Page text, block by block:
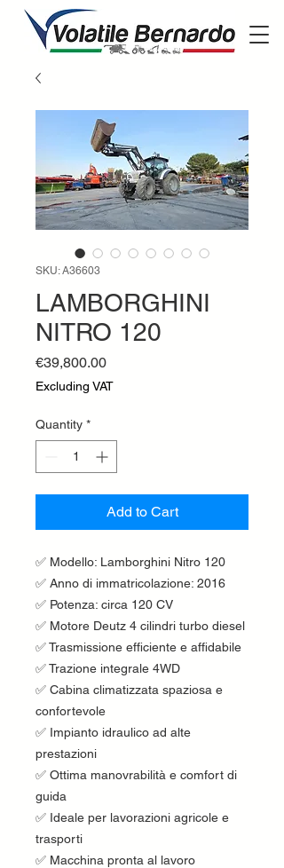
SKU: A36603
LAMBORGHINI
NITRO 120
€39,800.00Price
Excluding VAT
Quantity *
Add to Cart
✅ Modello: Lamborghini Nitro 120
✅ Anno di immatricolazione: 2016
✅ Potenza: circa 120 CV
✅ Motore Deutz 4 cilindri turbo diesel
✅ Trasmissione efficiente e affidabile
✅ Trazione integrale 4WD
✅ Cabina climatizzata spaziosa e
confortevole
✅ Impianto idraulico ad alte
prestazioni
✅ Ottima manovrabilità e comfort di
guida
✅ Ideale per lavorazioni agricole e
trasporti
✅ Macchina pronta al lavoro